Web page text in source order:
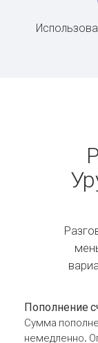
Пополнение
Сумма
немедленно.